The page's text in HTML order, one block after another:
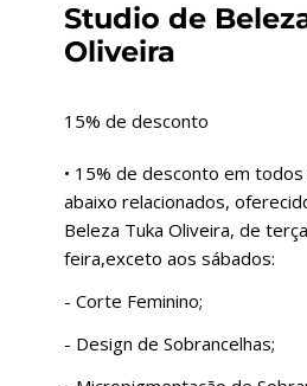
Studio de
Oliveira
15% de desconto
• 15% de desconto em
abaixo relacionados,
Beleza Tuka Oliveira, de
feira,exceto aos sábados:
- Corte Feminino;
- Design de Sobrancelhas;